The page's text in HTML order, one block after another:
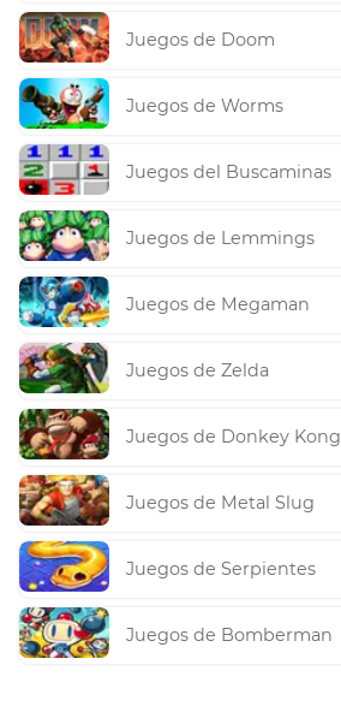
Juegos de Doom
Juegos de Worms
Juegos del Buscaminas
Juegos de Lemmings
Juegos de Megaman
Juegos de Zelda
Juegos de Donkey Kong
Juegos de Metal Slug
Juegos de Serpientes
Juegos de Bomberman